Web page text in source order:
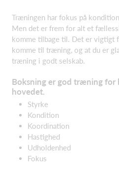
Træningen har fokus på
Men det er frem for alt et
komme tilbage til. Det er vigtigt
komme til træning, og at du er
træning i godt selskab.
Boksning er god træning for
hovedet.
Styrke
Kondition
Koordination
Hastighed
Udholdenhed
Fokus